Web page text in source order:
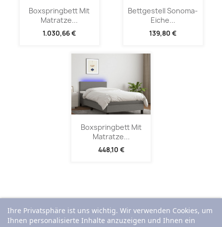
Boxspringbett Mit
Matratze...
1.030,66 €
Bettgestell Sonoma-
Eiche...
139,80 €
Boxspringbett Mit
Matratze...
448,10 €
Ihre Privatsphäre ist uns wichtig. Wir verwenden Cookies, um
Ihnen personalisierte Inhalte anzuzeigen und Ihnen ein